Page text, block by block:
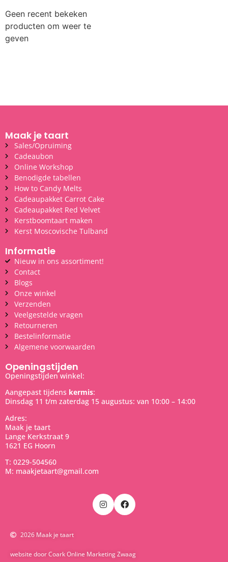
Geen recent bekeken
producten om weer te
geven
Maak je taart
Sales/Opruiming
Cadeaubon
Online Workshop
Benodigde tabellen
How to Candy Melts
Cadeaupakket Carrot Cake
Cadeaupakket Red Velvet
Kerstboomtaart maken
Kerst Moscovische Tulband
Informatie
Nieuw in ons assortiment!
Contact
Blogs
Onze winkel
Verzenden
Veelgestelde vragen
Retourneren
Bestelinformatie
Algemene voorwaarden
Openingstijden
Openingstijden winkel:
Aangepast tijdens kermis:
Dinsdag 11 t/m zaterdag 15 augustus: van 10:00 – 14:00
Adres:
Maak je taart
Lange Kerkstraat 9
1621 EG Hoorn
T: 0229-504560
M: maakjetaart@gmail.com
2026 Maak je taart
website door Coark Online Marketing Zwaag